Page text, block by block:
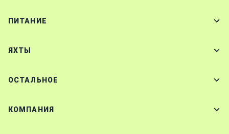
ПИТАНИЕ
ЯХТЫ
ОСТАЛЬНОЕ
КОМПАНИЯ